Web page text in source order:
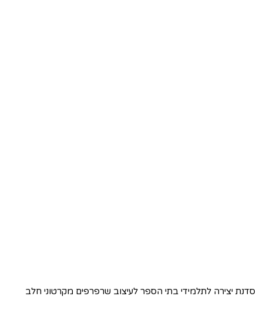
סדנת יצירה לתלמידי בתי הספר לעיצוב שרפרפים מקרטוני חלב